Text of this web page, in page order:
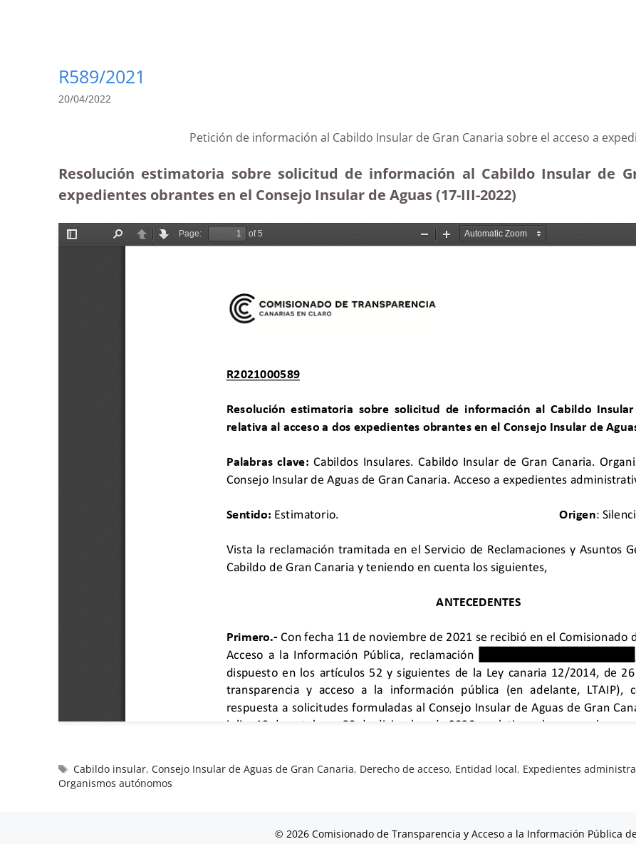
R589/2021
20/04/2022
Petición de información al Cabildo Insular de Gran Canaria sobre el acceso a
Resolución estimatoria sobre solicitud de información al Cabildo Insular de
expedientes obrantes en el Consejo Insular de Aguas(17-III-2022)
Cabildo insular,Consejo Insular de Aguas de Gran Canaria, Derecho de acceso, Entidad local, Expedientes
Organismos autónomos
© 2026 Comisionado de Transparencia y Acceso a la Información Pública